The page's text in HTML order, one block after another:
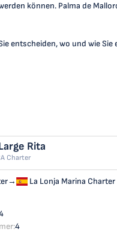
können. Palma de
entscheiden, wo und wie
Rita
Charter
→ La Lonja Marina Charter
4